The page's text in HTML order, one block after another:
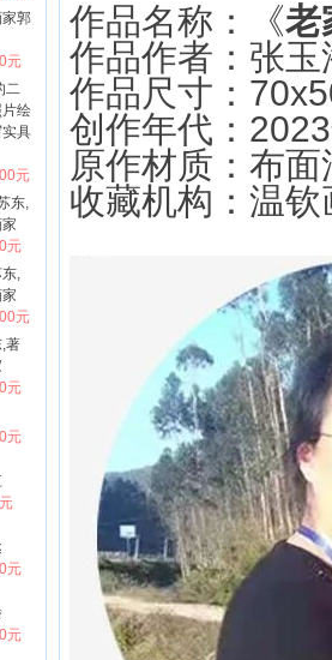
家郭
元
二
绘
具
元
东,
元
东,
元
,著
元
元
元
元
作品名称：《老
作品作者：张玉
作品尺寸：
创作年代：
原作材质：布面
收藏机构：温钦